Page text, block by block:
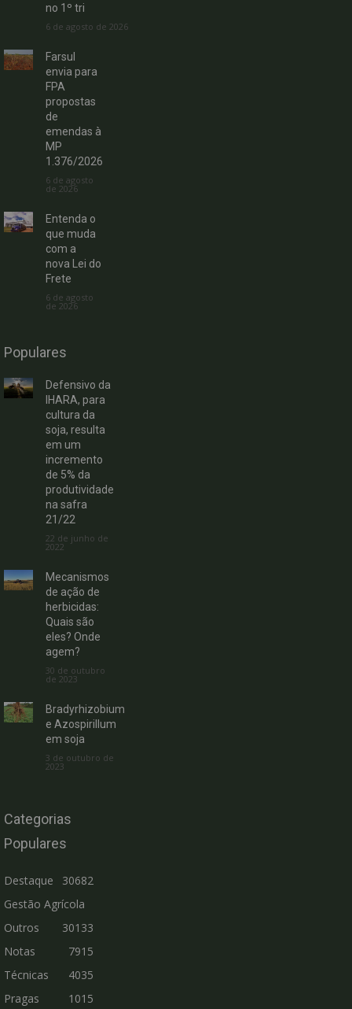
no 1º tri
6 de agosto de 2026
Farsul
envia para
FPA
propostas
de
emendas à
MP
1.376/2026
6 de agosto
de 2026
Entenda o
que muda
com a
nova Lei do
Frete
6 de agosto
de 2026
Populares
Defensivo da
IHARA, para
cultura da
soja, resulta
em um
incremento
de 5% da
produtividade
na safra
21/22
22 de junho de
2022
Mecanismos
de ação de
herbicidas:
Quais são
eles? Onde
agem?
30 de outubro
de 2023
Bradyrhizobium
e Azospirillum
em soja
3 de outubro de
2023
Categorias
Populares
Destaque
30682
Gestão Agrícola
30133
Outros
7915
Notas
Técnicas
4035
Pragas
1015